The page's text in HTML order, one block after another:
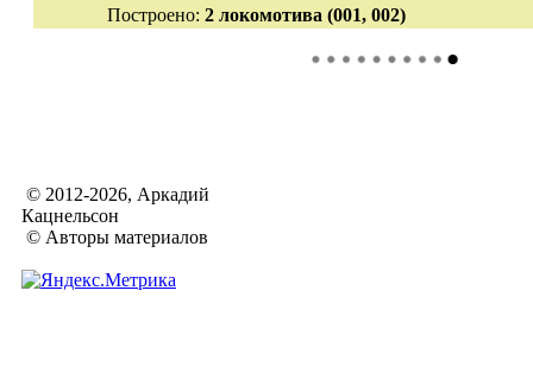
Построено: 2 локомотива (001, 002)
© 2012-2026, Аркадий
Кацнельсон
© Авторы материалов